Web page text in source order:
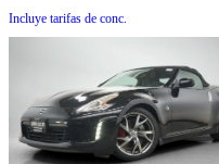
Incluye tarifas de conc.